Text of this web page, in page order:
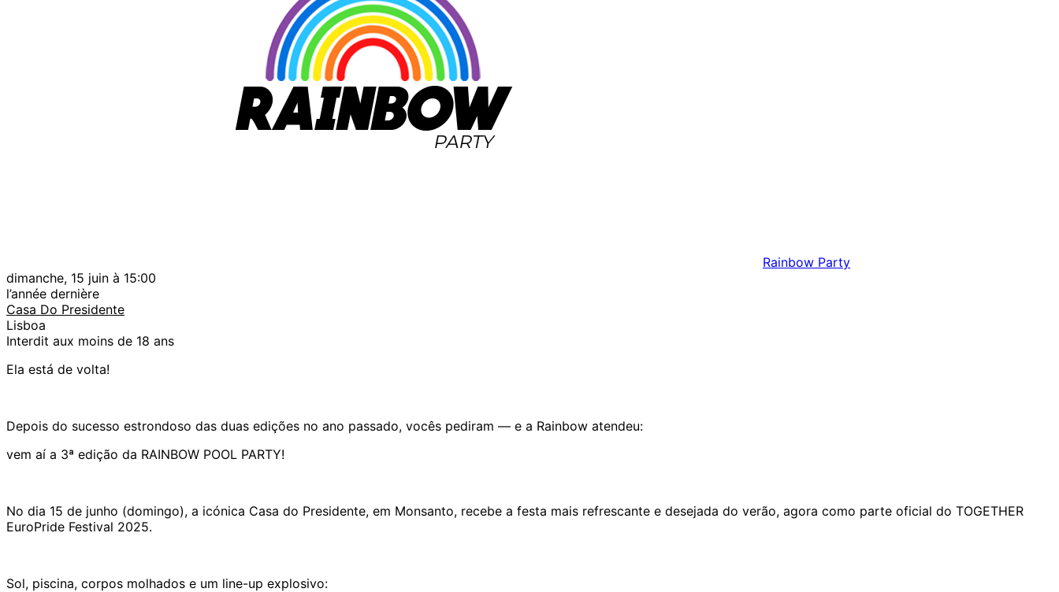
Rainbow Party
dimanche, 15 juin à 15:00
l’année dernière
Casa Do Presidente
Lisboa
Interdit aux moins de 18 ans
Ela está de volta!
Depois do sucesso estrondoso das duas edições no ano passado, vocês pediram — e a Rainbow atendeu:
vem aí a 3ª edição da RAINBOW POOL PARTY!
No dia 15 de junho (domingo), a icónica Casa do Presidente, em Monsanto, recebe a festa mais refrescante e desejada do verão, agora como parte oficial do TOGETHER
EuroPride Festival 2025.
Sol, piscina, corpos molhados e um line-up explosivo: